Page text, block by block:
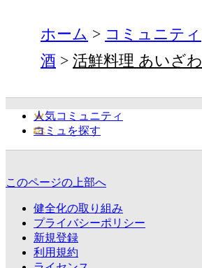
ホーム コミュニティ
酒
活鮮料理 あいざわ
人気コミュニティ
コミュを探す
このページの上部へ
健全化の取り組み
プライバシーポリシー
新規登録
利用規約